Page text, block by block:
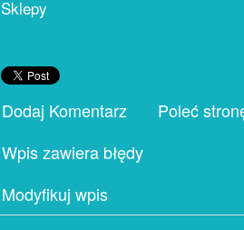
Sklepy
Dodaj Komentarz
Poleć
Wpis zawiera błędy
Modyfikuj wpis